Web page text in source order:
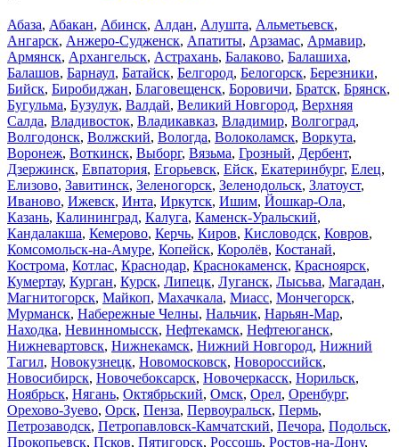
Абаза, Абакан, Абинск, Алдан, Алушта, Альметьевск,
Ангарск, Анжеро-Судженск, Апатиты, Арзамас, Армавир,
Армянск, Архангельск, Астрахань, Балаково, Балашиха,
Балашов, Барнаул, Батайск, Белгород, Белогорск, Березники,
Бийск, Биробиджан, Благовещенск, Боровичи, Братск, Брянск,
Бугульма, Бузулук, Валдай, Великий Новгород, Верхняя
Салда, Владивосток, Владикавказ, Владимир, Волгоград,
Волгодонск, Волжский, Вологда, Волоколамск, Воркута,
Воронеж, Воткинск, Выборг, Вязьма, Грозный, Дербент,
Дзержинск, Евпатория, Егорьевск, Ейск, Екатеринбург, Елец,
Елизово, Завитинск, Зеленогорск, Зеленодольск, Златоуст,
Иваново, Ижевск, Инта, Иркутск, Ишим, Йошкар-Ола,
Казань, Калининград, Калуга, Каменск-Уральский,
Кандалакша, Кемерово, Керчь, Киров, Кисловодск, Ковров,
Комсомольск-на-Амуре, Копейск, Королёв, Костанай,
Кострома, Котлас, Краснодар, Краснокаменск, Красноярск,
Кумертау, Курган, Курск, Липецк, Луганск, Лысьва, Магадан,
Магнитогорск, Майкоп, Махачкала, Миасс, Мончегорск,
Мурманск, Набережные Челны, Нальчик, Нарьян-Мар,
Находка, Невинномысск, Нефтекамск, Нефтеюганск,
Нижневартовск, Нижнекамск, Нижний Новгород, Нижний
Тагил, Новокузнецк, Новомосковск, Новороссийск,
Новосибирск, Новочебоксарск, Новочеркасск, Норильск,
Ноябрьск, Нягань, Октябрьский, Омск, Орел, Оренбург,
Орехово-Зуево, Орск, Пенза, Первоуральск, Пермь,
Петрозаводск, Петропавловск-Камчатский, Печора, Подольск,
Прокопьевск, Псков, Пятигорск, Россошь, Ростов-на-Дону,